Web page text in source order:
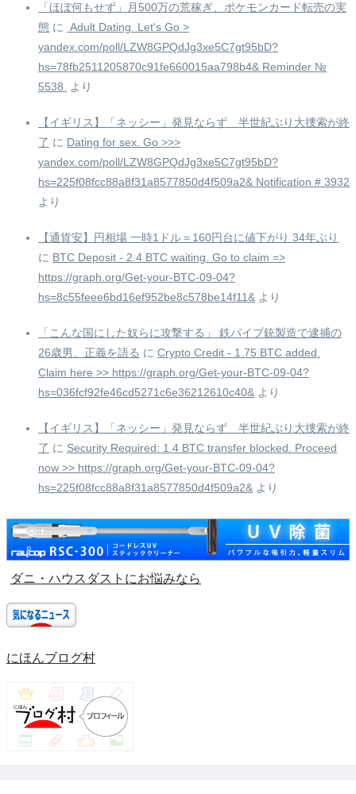
「ほぼ何もせず」月500万の荒稼ぎ、ポケモンカード転売の実
態 に
️ Adult Dating. Let's Go >
yandex.com/poll/LZW8GPQdJg3xe5C7gt95bD?
hs=78fb2511205870c91fe660015aa798b4& Reminder №
5538 ️
より
【イギリス】「ネッシー」発見ならず 半世紀ぶり大捜索が終
了 に Dating for sex. Go >>>
yandex.com/poll/LZW8GPQdJg3xe5C7gt95bD?
hs=225f08fcc88a8f31a8577850d4f509a2& Notification # 3932
より
【通貨安】円相場 一時1ドル＝160円台に値下がり 34年ぶり
に BTC Deposit - 2.4 BTC waiting. Go to claim =>
https://graph.org/Get-your-BTC-09-04?
hs=8c55feee6bd16ef952be8c578be14f11& より
「こんな国にした奴らに攻撃する」 鉄パイプ銃製造で逮捕の
26歳男、正義を語る に Crypto Credit - 1.75 BTC added.
Claim here >> https://graph.org/Get-your-BTC-09-04?
hs=036fcf92fe46cd5271c6e36212610c40& より
【イギリス】「ネッシー」発見ならず 半世紀ぶり大捜索が終
了 に Security Required: 1.4 BTC transfer blocked. Proceed
now >> https://graph.org/Get-your-BTC-09-04?
hs=225f08fcc88a8f31a8577850d4f509a2& より
ダニ・ハウスダストにお悩みなら
にほんブログ村